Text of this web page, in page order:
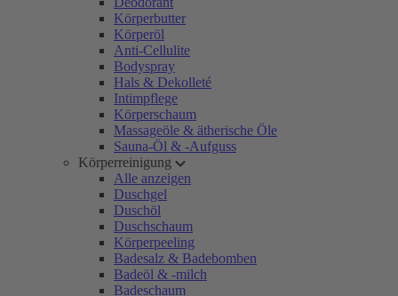
Körperbutter
Körperöl
Anti-Cellulite
Bodyspray
Hals & Dekolleté
Intimpflege
Körperschaum
Massageöle & ätherische Öle
Sauna-Öl & -Aufguss
Körperreinigung
Alle anzeigen
Duschgel
Duschöl
Duschschaum
Körperpeeling
Badesalz & Badebomben
Badeöl & -milch
Badeschaum